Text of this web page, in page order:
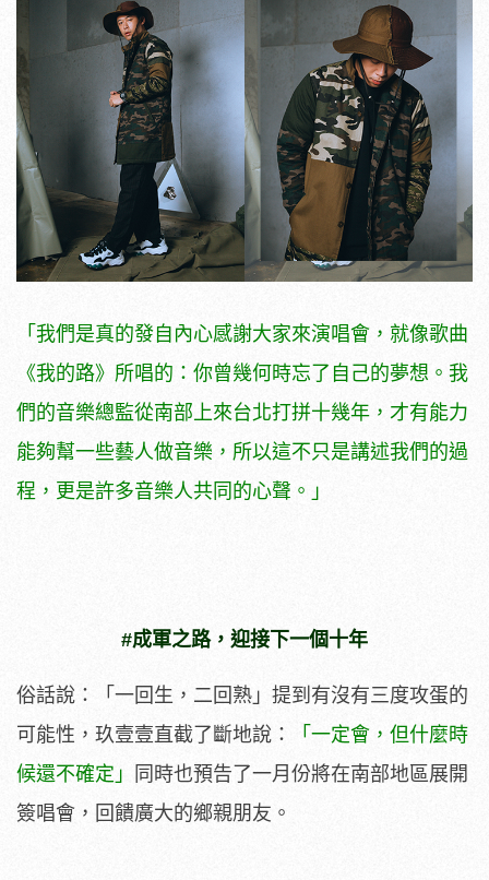
「我們是真的發自內心感謝大家來演唱會，就像歌曲
《我的路》所唱的：你曾幾何時忘了自己的夢想。我
們的音樂總監從南部上來台北打拼十幾年，才有能力
能夠幫一些藝人做音樂，所以這不只是講述我們的過
程，更是許多音樂人共同的心聲。」
#成軍之路，迎接下一個十年
俗話說：「一回生，二回熟」提到有沒有三度攻蛋的
可能性，玖壹壹直截了斷地說：
「一定會，但什麼時
候還不確定」
同時也預告了一月份將在南部地區展開
簽唱會，回饋廣大的鄉親朋友。